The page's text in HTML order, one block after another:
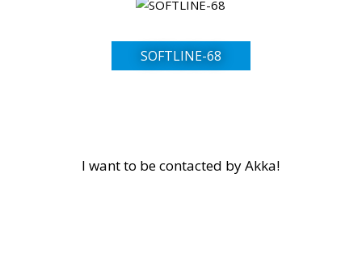
SOFTLINE-68
I want to be contacted by Akka!